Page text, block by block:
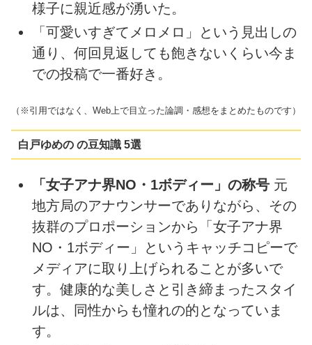
様子に親近感が湧いた。
「可愛いすぎてメロメロ」という見出しの
通り、何回見返しても飽きないくらい今ま
での投稿で一番好き。
（※引用ではなく、Web上で目立った論調・感想をまとめたものです）
白戸ゆめの の豆知識 5選
「女子アナ界NO・1ボディー」の称号 元
地方局のアナウンサーでありながら、その
抜群のプロポーションから「女子アナ界
NO・1ボディー」というキャッチコピーで
メディアに取り上げられることが多いで
す。健康的な美しさと引き締まったスタイ
ルは、同性からも憧れの的となっていま
す。